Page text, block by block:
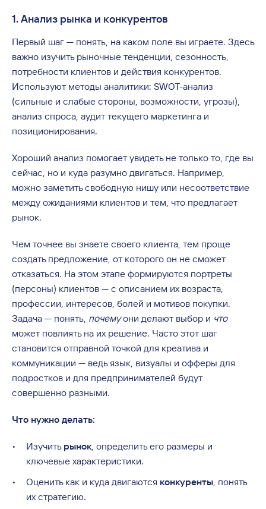
1. Анализ рынка и конкурентов
Первый шаг — понять, на каком поле вы играете. Здесь
важно изучить рыночные тенденции, сезонность,
потребности клиентов и действия конкурентов.
Используют методы аналитики: SWOT-анализ
(сильные и слабые стороны, возможности, угрозы),
анализ спроса, аудит текущего маркетинга и
позиционирования.
Хороший анализ помогает увидеть не только то, где вы
сейчас, но и куда разумно двигаться. Например,
можно заметить свободную нишу или несоответствие
между ожиданиями клиентов и тем, что предлагает
рынок.
Чем точнее вы знаете своего клиента, тем проще
создать предложение, от которого он не сможет
отказаться. На этом этапе формируются портреты
(персоны) клиентов — с описанием их возраста,
профессии, интересов, болей и мотивов покупки.
Задача — понять, почемуони делают выбор и что
может повлиять на их решение. Часто этот шаг
становится отправной точкой для креатива и
коммуникации — ведь язык, визуалы и офферы для
подростков и для предпринимателей будут
совершенно разными.
Что нужно делать:
Изучить рынок, определить его размеры и
ключевые характеристики.
Оценить как и куда двигаются конкуренты, понять
их стратегию.